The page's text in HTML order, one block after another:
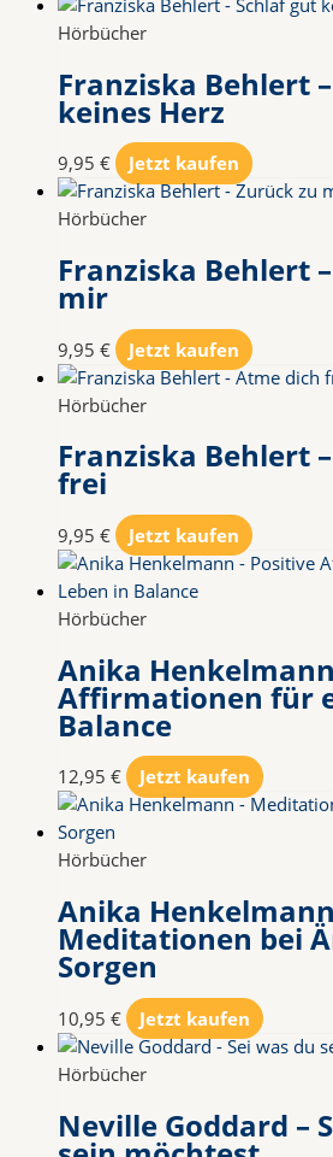
Hörbücher
Franziska Behlert
keines Herz
9,95 € Jetzt kaufen
Hörbücher
Franziska Behlert
mir
9,95 € Jetzt kaufen
Hörbücher
Franziska Behlert
frei
9,95 € Jetzt kaufen
Hörbücher
Anika
Affirmationen für
Balance
12,95 € Jetzt kaufen
Hörbücher
Anika
Meditationen bei
Sorgen
10,95 € Jetzt kaufen
Hörbücher
Neville Goddard –